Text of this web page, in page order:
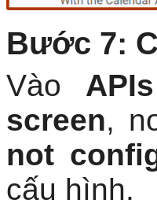
Bước 7:
Vào
screen,
not
cấu hình.